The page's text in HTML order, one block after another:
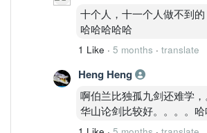
十个人，十一个人做不到的
哈哈哈哈哈
1 Like · 5 months · translate
Heng Heng
啊伯兰比独孤九剑还难学
华山论剑比较好。。。。哈